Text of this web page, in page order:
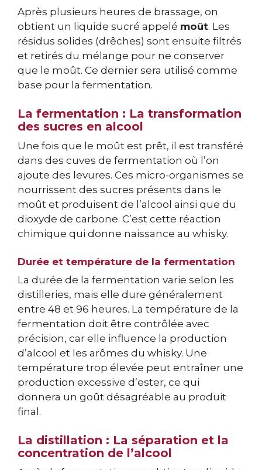
Après plusieurs heures de brassage, on
obtient un liquide sucré appelé moût. Les
résidus solides (drêches) sont ensuite filtrés
et retirés du mélange pour ne conserver
que le moût. Ce dernier sera utilisé comme
base pour la fermentation.
La fermentation : La transformation
des sucres en alcool
Une fois que le moût est prêt, il est transféré
dans des cuves de fermentation où l’on
ajoute des levures. Ces micro-organismes se
nourrissent des sucres présents dans le
moût et produisent de l’alcool ainsi que du
dioxyde de carbone. C’est cette réaction
chimique qui donne naissance au whisky.
Durée et température de la fermentation
La durée de la fermentation varie selon les
distilleries, mais elle dure généralement
entre 48 et 96 heures. La température de la
fermentation doit être contrôlée avec
précision, car elle influence la production
d’alcool et les arômes du whisky. Une
température trop élevée peut entraîner une
production excessive d’ester, ce qui
donnera un goût désagréable au produit
final.
La distillation : La séparation et la
concentration de l’alcool